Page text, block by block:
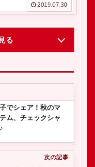
2019.07.30
る
でシェア！秋のマ
ム、チェックシャ